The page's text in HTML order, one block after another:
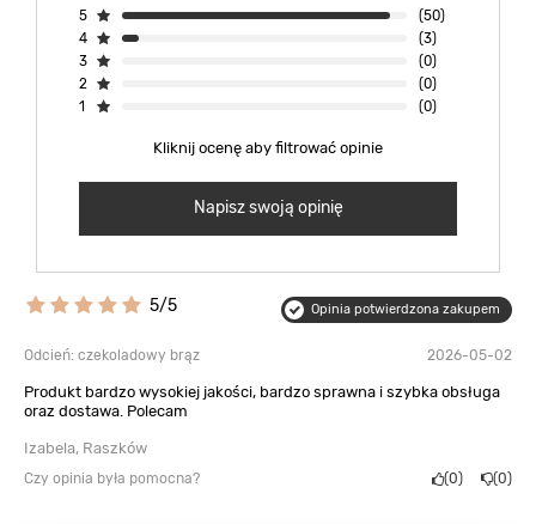
5
(50)
4
(3)
3
(0)
2
(0)
1
(0)
Kliknij ocenę aby filtrować opinie
Napisz swoją opinię
5/5 Opinia potwierdzona zakupem
Odcień: czekoladowy brąz 2026-05-02
Produkt bardzo wysokiej jakości, bardzo sprawna i szybka obsługa
oraz dostawa. Polecam
Izabela, Raszków
Czy opinia była pomocna? 0 0